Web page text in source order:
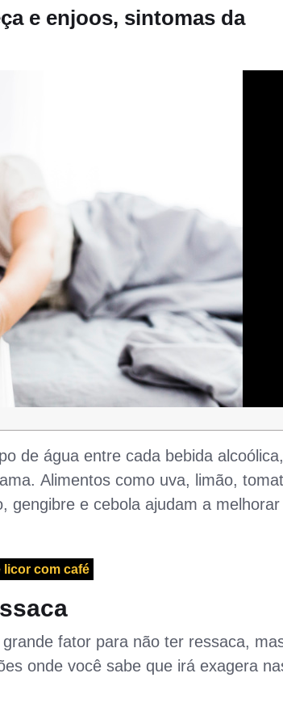
e enjoos, sintomas da
de água entre cada bebida alcoólica,
Alimentos como uva, limão,
gengibre e cebola ajudam a melhorar
licor com café
fator para não ter ressaca,
onde você sabe que irá exagera